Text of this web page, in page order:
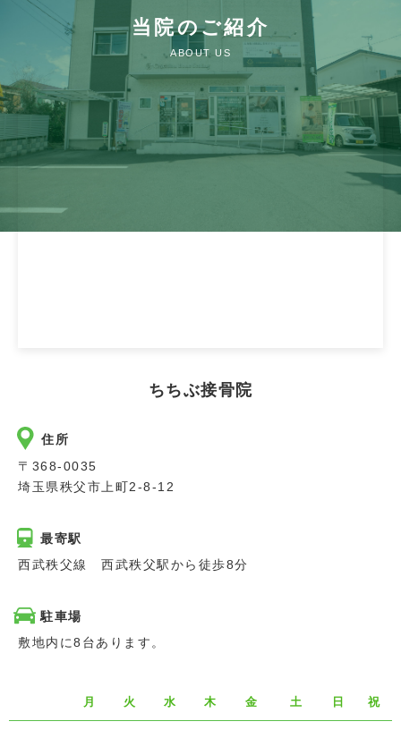
当院のご紹介
ABOUT US
ちちぶ接骨院
住所
〒368-0035
埼玉県秩父市上町2-8-12
最寄駅
西武秩父線 西武秩父駅から徒歩8分
駐車場
敷地内に8台あります。
月 火 水 木 金 土 日 祝